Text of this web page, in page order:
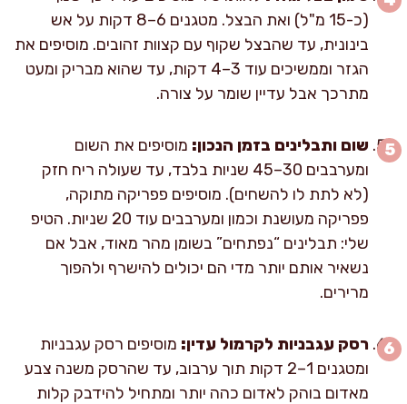
(כ-15 מ"ל) ואת הבצל. מטגנים 6–8 דקות על אש
בינונית, עד שהבצל שקוף עם קצוות זהובים. מוסיפים את
הגזר וממשיכים עוד 3–4 דקות, עד שהוא מבריק ומעט
מתרכך אבל עדיין שומר על צורה.
שום ותבלינים בזמן הנכון: מוסיפים את השום
ומערבבים 30–45 שניות בלבד, עד שעולה ריח חזק
(לא לתת לו להשחים). מוסיפים פפריקה מתוקה,
פפריקה מעושנת וכמון ומערבבים עוד 20 שניות. הטיפ
שלי: תבלינים “נפתחים” בשומן מהר מאוד, אבל אם
נשאיר אותם יותר מדי הם יכולים להישרף ולהפוך
מרירים.
רסק עגבניות לקרמול עדין: מוסיפים רסק עגבניות
ומטגנים 1–2 דקות תוך ערבוב, עד שהרסק משנה צבע
מאדום בוהק לאדום כהה יותר ומתחיל להידבק קלות